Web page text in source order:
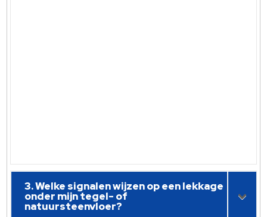
3. Welke signalen wijzen op een lekkage
onder mijn tegel- of
natuursteenvloer?